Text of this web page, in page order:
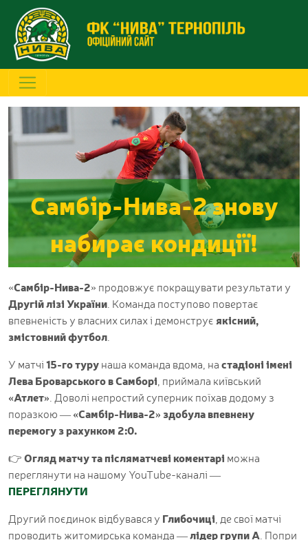
Самбір-Нива-2 знову
набирає кондиції!
«Самбір-Нива-2» продовжує покращувати результати у
Другій лізі України . Команда поступово повертає
впевненість у власних силах і демонструє якісний,
змістовний футбол
У матчі15-го турунаша команда вдома, настадіоні імені
Лева Броварського в Самборі , приймала київський
«Атлет» . Доволі непростий суперник поїхав додому з
поразкою —«Самбір-Нива-2» здобула впевнену
перемогу з рахунком 2:0.
👉Огляд матчу та післяматчеві коментарі можна
переглянути на нашому YouTube-каналі —
ПЕРЕГЛЯНУТИ
Другий поєдинок відбувався у Глибочиці , де свої матчі
проводить житомирська команда —лідер групи А . Попри